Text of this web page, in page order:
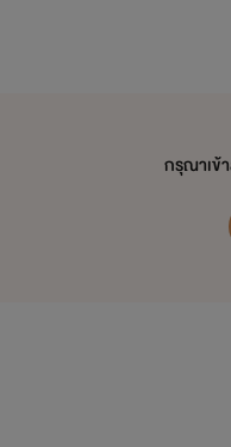
ไรท์ มีนามปากกาว่า'นั
กรุณาเข้